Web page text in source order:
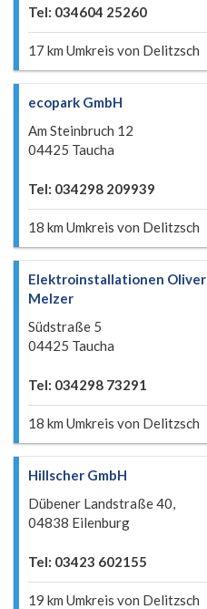
Tel: 034604 25260
17 km Umkreis von Delitzsch
ecopark GmbH
Am Steinbruch 12
04425 Taucha
Tel: 034298 209939
18 km Umkreis von Delitzsch
Elektroinstallationen Oliver
Melzer
Südstraße 5
04425 Taucha
Tel: 034298 73291
18 km Umkreis von Delitzsch
Hillscher GmbH
Dübener Landstraße 40,
04838 Eilenburg
Tel: 03423 602155
19 km Umkreis von Delitzsch